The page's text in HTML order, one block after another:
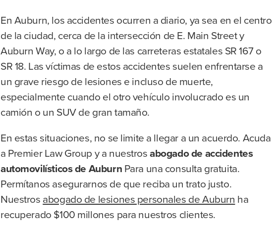
En Auburn, los accidentes ocurren a diario, ya sea en el centro
de la ciudad, cerca de la intersección de E. Main Street y
Auburn Way, o a lo largo de las carreteras estatales SR 167 o
SR 18. Las víctimas de estos accidentes suelen enfrentarse a
un grave riesgo de lesiones e incluso de muerte,
especialmente cuando el otro vehículo involucrado es un
camión o un SUV de gran tamaño.
En estas situaciones, no se limite a llegar a un acuerdo. Acuda
a Premier Law Group y a nuestrosabogado de accidentes
automovilísticos de AuburnPara una consulta gratuita.
Permítanos asegurarnos de que reciba un trato justo.
Nuestrosabogado de lesiones personales de Auburn ha
recuperado $100 millones para nuestros clientes.